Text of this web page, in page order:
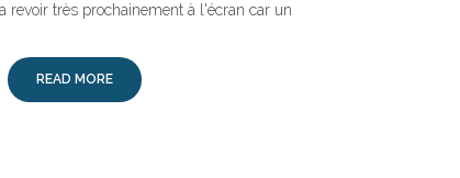
revoir très prochainement à l'écran car un
READ MORE